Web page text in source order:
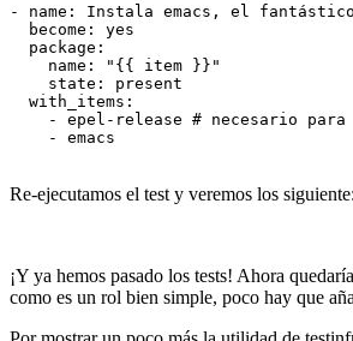
- name: Instala emacs, el
  become: yes
  package:
    name: "{{ item }}"
    state: present
  with_items:
- epel-release # necesario para
    - emacs
Re-ejecutamos el test y veremos los siguiente:
¡Y ya hemos pasado los tests! Ahora
como es un rol bien simple, poco hay que